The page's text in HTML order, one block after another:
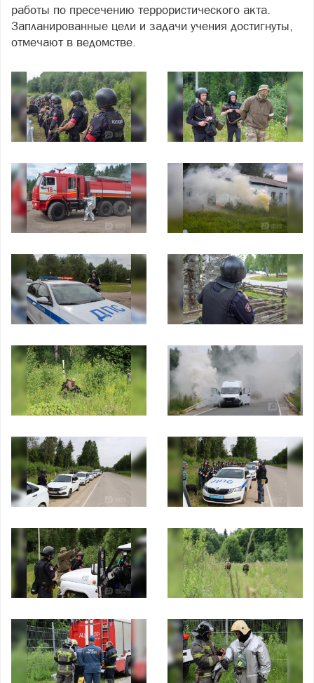
работы по пресечению террористического акта.
Запланированные цели и задачи учения достигнуты,
отмечают в ведомстве.